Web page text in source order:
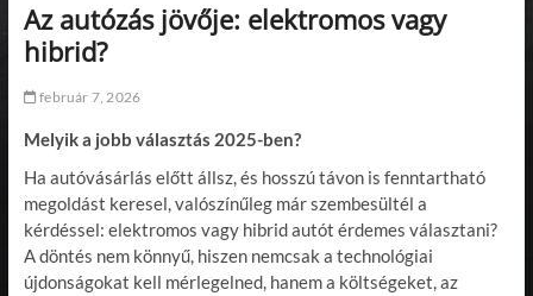
Az autózás jövője: elektromos vagy
hibrid?
február 7, 2026
Melyik a jobb választás 2025-ben?
Ha autóvásárlás előtt állsz, és hosszú távon is fenntartható
megoldást keresel, valószínűleg már szembesültél a
kérdéssel: elektromos vagy hibrid autót érdemes választani?
A döntés nem könnyű, hiszen nemcsak a technológiai
újdonságokat kell mérlegelned, hanem a költségeket, az